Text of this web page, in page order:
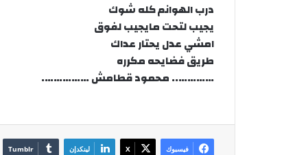
درب الهوانم كله شوك
يجيب لتحت مايجيب لفوق
امشي عدل يحتار عداك
طريق فضايحه مكرره
………….. محمود قطامش …………….
فيسبوك ‫X لينكدإن